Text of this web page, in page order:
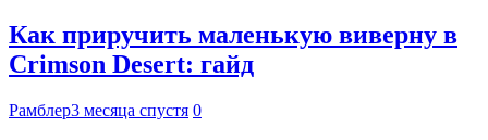
Как приручить маленькую виверну в
Crimson Desert: гайд
Рамблер3 месяца спустя 0